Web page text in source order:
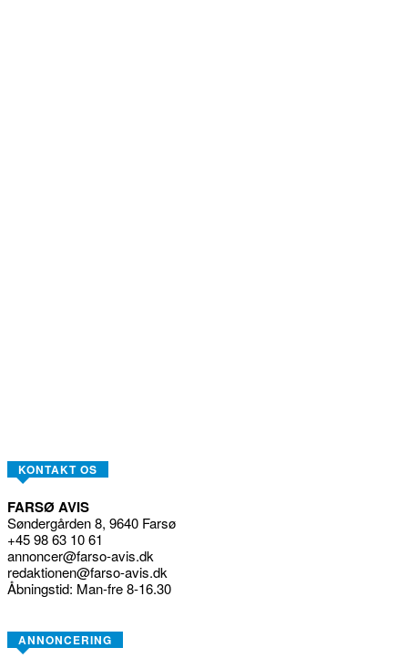
KONTAKT OS
FARSØ AVIS
Søndergården 8, 9640 Farsø
+45 98 63 10 61
annoncer@farso-avis.dk
redaktionen@farso-avis.dk
Åbningstid: Man-fre 8-16.30
ANNONCERING